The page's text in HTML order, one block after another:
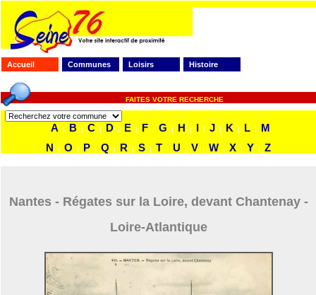
Accueil Communes Loisirs Histoire
FAITES VOTRE RECHERCHE
A | B | C | D | E | F | G | H | I | J | K | L |
M
N
| O | P | Q | R | S | T | U | V | W | X | Y | Z
Nantes - Régates sur la Loire, devant Chantenay -
Loire-Atlantique